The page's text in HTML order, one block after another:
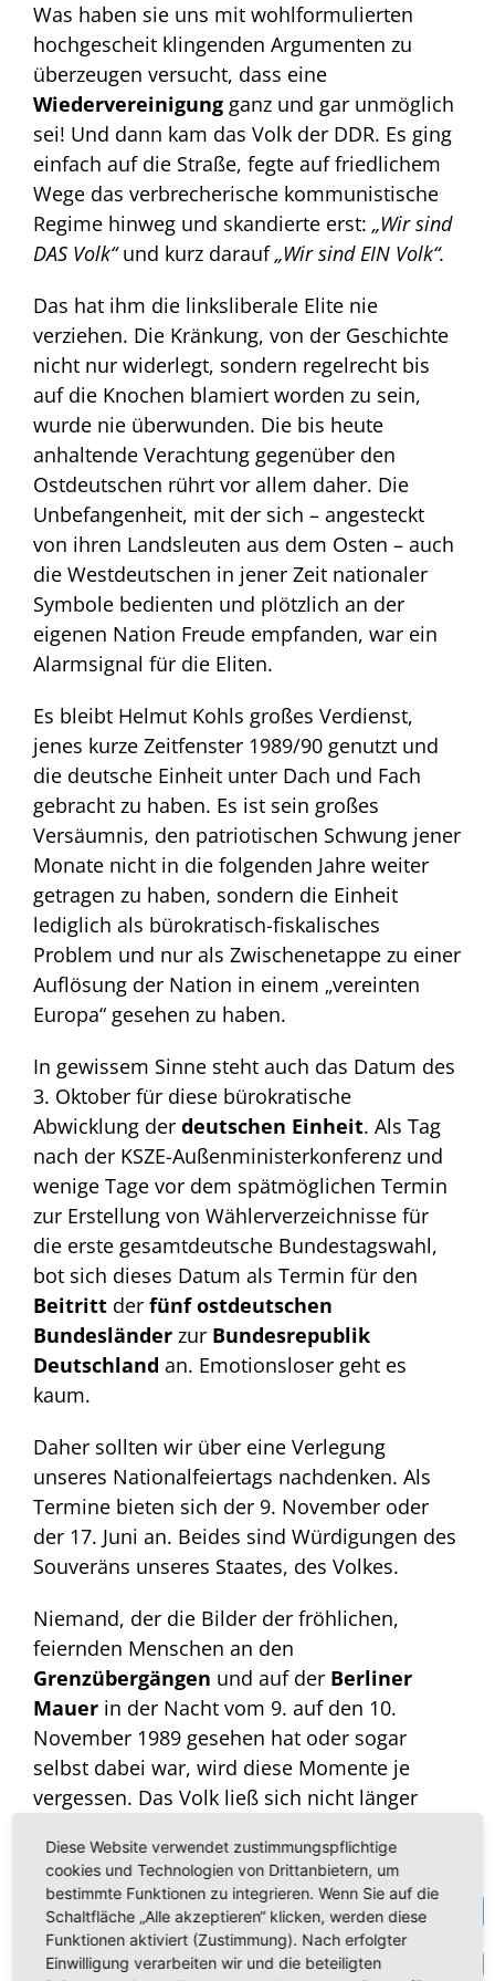
Was haben sie uns mit wohlformulierten
hochgescheit klingenden Argumenten zu
überzeugen versucht, dass eine
Wiedervereinigung ganz und gar unmöglich
sei! Und dann kam das Volk der DDR. Es ging
einfach auf die Straße, fegte auf friedlichem
Wege das verbrecherische kommunistische
Regime hinweg und skandierte erst: „Wir sind
DAS Volk“und kurz darauf„Wir sind EIN Volk“.
Das hat ihm die linksliberale Elite nie
verziehen. Die Kränkung, von der Geschichte
nicht nur widerlegt, sondern regelrecht bis
auf die Knochen blamiert worden zu sein,
wurde nie überwunden. Die bis heute
anhaltende Verachtung gegenüber den
Ostdeutschen rührt vor allem daher. Die
Unbefangenheit, mit der sich – angesteckt
von ihren Landsleuten aus dem Osten – auch
die Westdeutschen in jener Zeit nationaler
Symbole bedienten und plötzlich an der
eigenen Nation Freude empfanden, war ein
Alarmsignal für die Eliten.
Es bleibt Helmut Kohls großes Verdienst,
jenes kurze Zeitfenster 1989/90 genutzt und
die deutsche Einheit unter Dach und Fach
gebracht zu haben. Es ist sein großes
Versäumnis, den patriotischen Schwung jener
Monate nicht in die folgenden Jahre weiter
getragen zu haben, sondern die Einheit
lediglich als bürokratisch-fiskalisches
Problem und nur als Zwischenetappe zu einer
Auflösung der Nation in einem „vereinten
Europa“ gesehen zu haben.
In gewissem Sinne steht auch das Datum des
3. Oktober für diese bürokratische
Abwicklung der deutschen Einheit. Als Tag
nach der KSZE-Außenministerkonferenz und
wenige Tage vor dem spätmöglichen Termin
zur Erstellung von Wählerverzeichnisse für
die erste gesamtdeutsche Bundestagswahl,
bot sich dieses Datum als Termin für den
Beitritt der fünf ostdeutschen
Bundesländer zur Bundesrepublik
Deutschland an. Emotionsloser geht es
kaum.
Daher sollten wir über eine Verlegung
unseres Nationalfeiertags nachdenken. Als
Termine bieten sich der 9. November oder
der 17. Juni an. Beides sind Würdigungen des
Souveräns unseres Staates, des Volkes.
Niemand, der die Bilder der fröhlichen,
feiernden Menschen an den
Grenzübergängen und auf der Berliner
Mauer in der Nacht vom 9. auf den 10.
November 1989 gesehen hat oder sogar
selbst dabei war, wird diese Momente je
vergessen. Das Volk ließ sich nicht länger
gängeln, es nahm sich einfach, was ihm von
Rechts wegen zustand. Es ist diese Nacht
voller Emotionen, die es verdient hätte, als
Nationalfeiertag, als wahrer Tag der
Diese Website verwendet zustimmungspflichtige
cookies und Technologien von Drittanbietern, um
bestimmte Funktionen zu integrieren. Wenn Sie auf die
Schaltfläche „Alle akzeptieren“ klicken, werden diese
Funktionen aktiviert (Zustimmung). Nach erfolgter
Einwilligung verarbeiten wir und die beteiligten